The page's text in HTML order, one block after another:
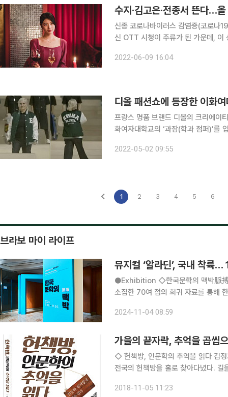
수지·김고은·전종서 뜬다…
신종 코로나바이러스 감염증(코로나
신 OTT 시청이 주류가 된 가운데, 이
다. 수지, 김고은, 전종서 등 인기 배
2022-06-09 16:04
디올 패션쇼에 등장한 이화
프랑스 명품 브랜드 디올의 크리에이
화여자대학교의 ‘과잠(학과 점퍼)’를 입고 나와 화제다. 디올은 지
뒤 런웨이로 나와 피날레 인사를 했다
2022-05-02 09:55
1 2 3 4 5 6
브라보 마이 라이프
뮤지컬 ‘알라딘’, 국내 착륙…
●Exhibition ◇한국문학의 맥박脈搏 일정 11월 24일까지 장소 청와대 춘추관 국립한국문학관이
소집한 70여 점의 희귀 자료를 통해
유일본을 만날 수 있다. 특히
2024-11-04 08:59
가을의 끝자락, 추억을 곱씹
◇ 헌책방, 인문학의 추억을 읽다 김정희 저ㆍ북씽크 저자는 일상 곳곳에 담긴 추억과 만나기 위해
전국의 헌책방을 홀로 찾아다녔다. 길
문학전집, 순정만화, 추리소설, 문학
2018-11-05 11:23